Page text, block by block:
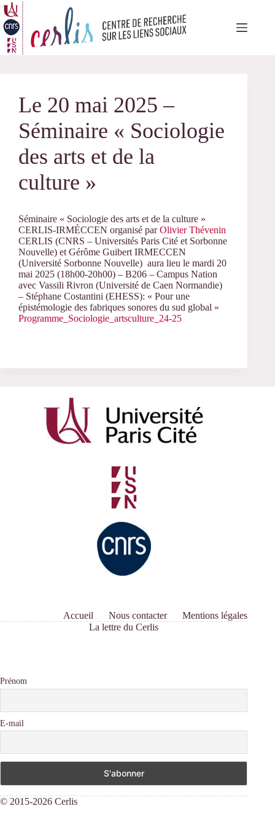
Passer
au
contenu
Le 20 mai 2025 –
Séminaire « Sociologie
des arts et de la
culture »
Séminaire « Sociologie des arts et de la culture »
CERLIS-IRMÉCCEN organisé parOlivier Thévenin
CERLIS (CNRS – Universités Paris Cité et Sorbonne
Nouvelle) et Gérôme Guibert IRMECCEN
(Université Sorbonne Nouvelle) aura lieu le mardi 20
mai 2025 (18h00-20h00) – B206 – Campus Nation
avec Vassili Rivron (Université de Caen Normandie)
– Stéphane Costantini (EHESS): « Pour une
épistémologie des fabriques sonores du sud global »
Programme_Sociologie_artsculture_24-25
Accueil Nous contacter
Mentions légales
La lettre du Cerlis
Prénom
E-mail
© 2015-2026 Cerlis